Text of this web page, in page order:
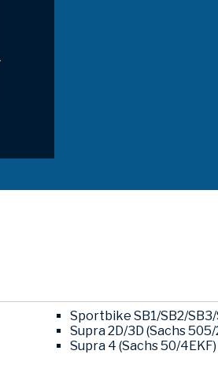
Sportbike SB1/SB2/SB3/
Supra 2D/3D (Sachs
Supra 4 (Sachs 50/4EKF)